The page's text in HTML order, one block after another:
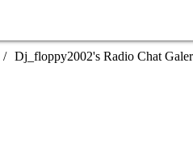
Dj_floppy2002's Radio Chat